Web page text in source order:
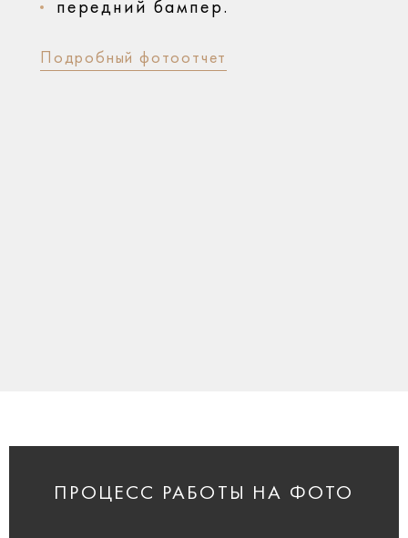
передний бампер.
Подробный фотоотчет
ПРОЦЕСС РАБОТЫ НА ФОТО